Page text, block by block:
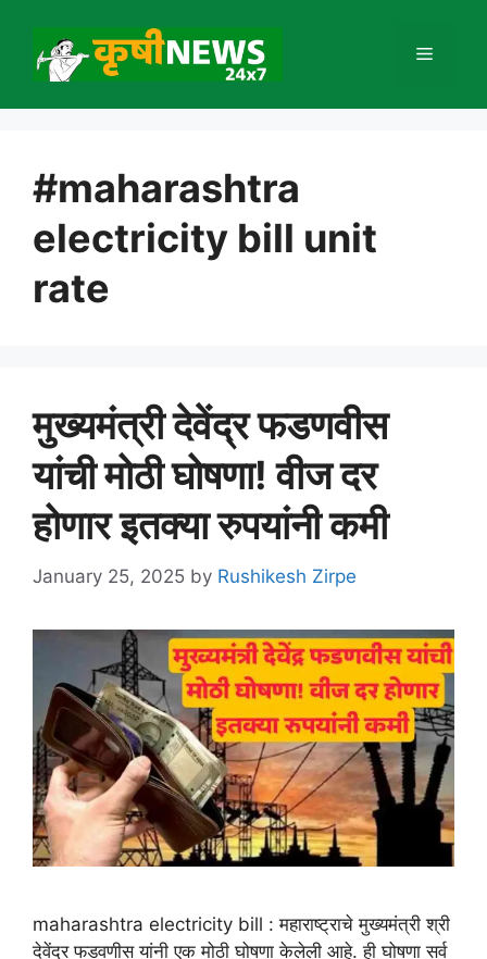
content
Menu
#maharashtra
electricity bill unit
rate
मुख्यमंत्री देवेंद्र फडणवीस
यांची मोठी घोषणा! वीज दर
होणार इतक्या रुपयांनी कमी
January 25, 2025 by Rushikesh Zirpe
maharashtra electricity bill : महाराष्ट्राचे मुख्यमंत्री श्री
देवेंद्र फडवणीस यांनी एक मोठी घोषणा केलेली आहे. ही घोषणा सर्व